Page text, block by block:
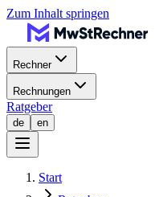
Zum Inhalt springen
Rechner
Rechnungen
Ratgeber
de en
Start